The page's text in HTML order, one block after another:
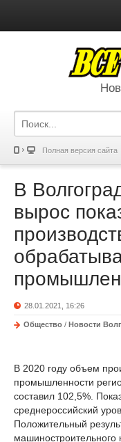
Полная версия сайта
В
вырос
28.01.2021, 16:26
Общество / Новости
В 2020 году объем
промышленности
составил 102,5%.
среднероссийский
Положительный